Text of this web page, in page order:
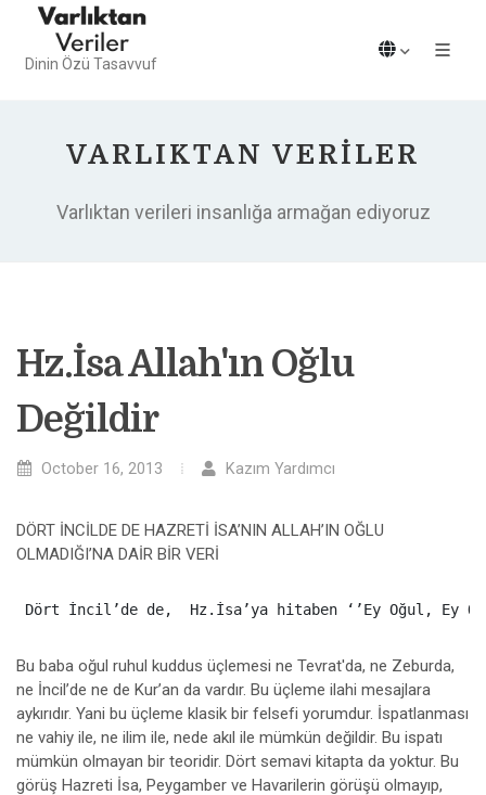
Dinin Özü Tasavvuf
VARLIKTAN VERILER
Varlıktan verileri insanlığa armağan ediyoruz
Hz.İsa Allah'ın Oğlu
Değildir
October 16, 2013 Kazım Yardımcı
DÖRT İNCİLDE DE HAZRETİ İSA’NIN ALLAH’IN OĞLU
OLMADIĞI’NA DAİR BİR VERİ
Bu baba oğul ruhul kuddus üçlemesi ne Tevrat'da, ne Zeburda,
ne İncil’de ne de Kur’an da vardır. Bu üçleme ilahi mesajlara
aykırıdır. Yani bu üçleme klasik bir felsefi yorumdur. İspatlanması
ne vahiy ile, ne ilim ile, nede akıl ile mümkün değildir. Bu ispatı
mümkün olmayan bir teoridir. Dört semavi kitapta da yoktur. Bu
görüş Hazreti İsa, Peygamber ve Havarilerin görüşü olmayıp,